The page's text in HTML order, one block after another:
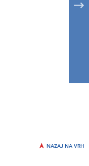
NAZAJ NA VRH